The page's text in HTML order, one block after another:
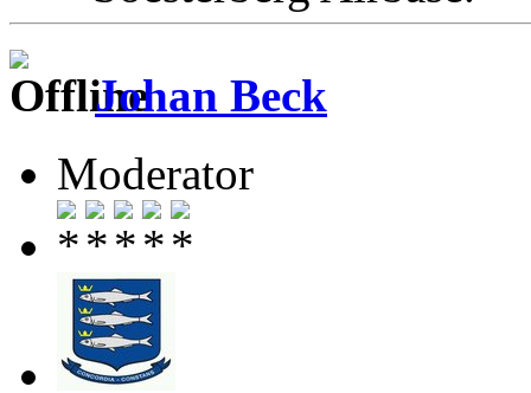
Johan Beck
Moderator